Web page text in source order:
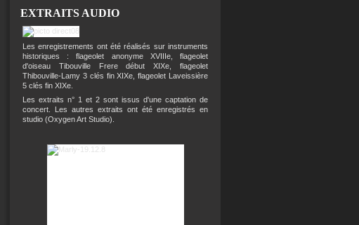
EXTRAITS AUDIO
Les enregistrements ont été réalisés sur instruments
historiques : flageolet anonyme XVIIIe, flageolet
d'oiseau Tibouville Frere début XIXe, flageolet
Thibouville-Lamy 3 clés fin XIXe, flageolet Laveissière
5 clés fin XIXe.
Les extraits n° 1 et 2 sont issus d'une captation de
concert. Les autres extraits ont été enregistrés en
studio (Oxygen Art Studio).